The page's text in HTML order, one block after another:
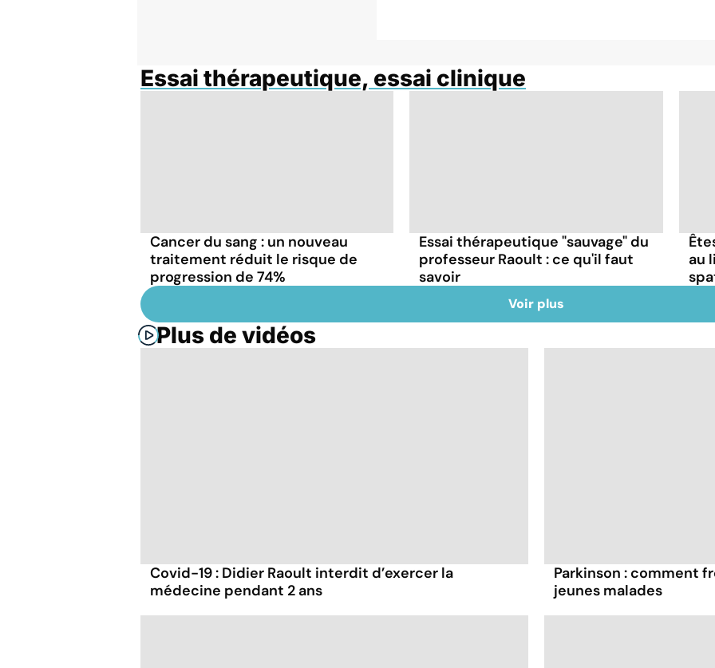
Essai thérapeutique, essai clinique
Cancer du sang : un nouveau
traitement réduit le risque de
progression de 74%
Essai thérapeutique "sauvage" du
professeur Raoult : ce qu'il faut
savoir
au
Voir plus
Plus de vidéos
Covid-19 : Didier Raoult interdit d’exercer la
médecine pendant 2 ans
Parkinson : comment
jeunes malades